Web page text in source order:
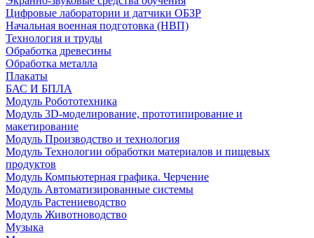
Цифровые лаборатории и датчики ОБЗР
Начальная военная подготовка (НВП)
Технология и труды
Обработка древесины
Обработка металла
Плакаты
БАС И БПЛА
Модуль Робототехника
Модуль 3D-моделирование, прототипирование и
макетирование
Модуль Производство и технология
Модуль Технологии обработки материалов и пищевых
продуктов
Модуль Компьютерная графика. Черчение
Модуль Автоматизированные системы
Модуль Растениеводство
Модуль Животноводство
Музыка